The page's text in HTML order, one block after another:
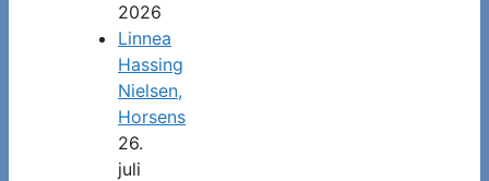
2026
Linnea
Hassing
Nielsen,
Horsens
26.
juli